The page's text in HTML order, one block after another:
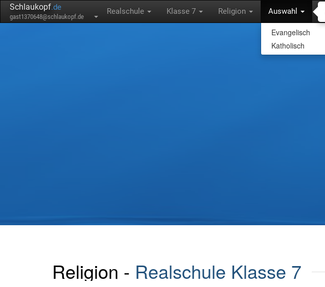
Schlaukopf.de
gast1370648@schlaukopf.de
Realschule Klasse 7 Religion Auswahl
Evangelisch
Katholisch
Religion - Realschule Klasse 7